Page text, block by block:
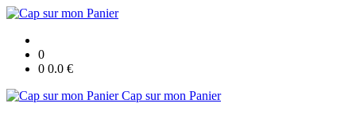
0
0 0.0 €
Cap sur mon Panier